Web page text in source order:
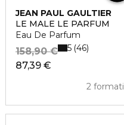
JEAN PAUL GAULTIER
LE MALE LE PARFUM
Eau De Parfum
87,39 €
158,90 €
2 formati
5 46